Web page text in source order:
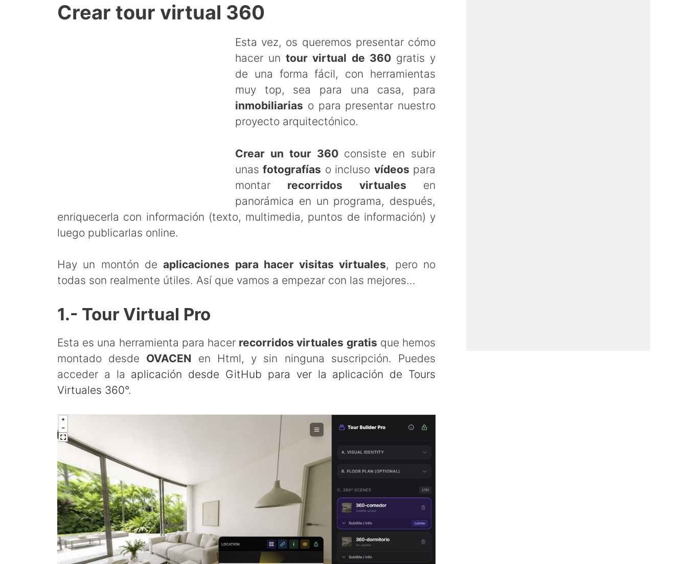
Crear tour virtual 360
Esta vez, os queremos presentar cómo
hacer untour virtual de 360gratis y
de una forma fácil, con herramientas
muy top, sea para una casa, para
inmobiliarias o para presentar nuestro
proyecto arquitectónico.
Crear un tour 360consiste en subir
unasfotografías o incluso vídeos para
montar recorridos virtuales en
panorámica en un programa, después,
enriquecerla con información (texto, multimedia, puntos de información) y
luego publicarlas online.
Hay un montón deaplicaciones para hacer visitas virtuales, pero no
todas son realmente útiles. Así que vamos a empezar con las mejores…
1.- Tour Virtual Pro
Esta es una herramienta para hacer recorridos virtuales gratis que hemos
montado desde OVACEN en Html, y sin ninguna suscripción. Puedes
acceder a la aplicación desde GitHub para ver la aplicación de Tours
Virtuales 360°.